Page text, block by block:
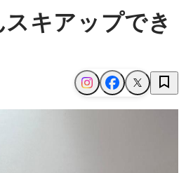
キアップでき